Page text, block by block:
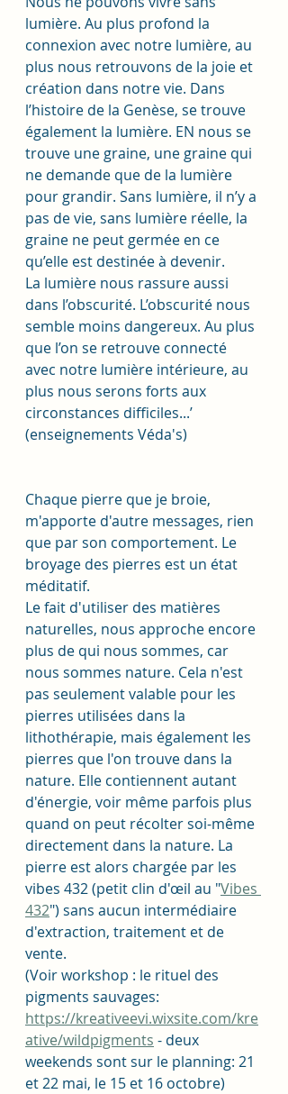
lumière. Au plus profond la
connexion avec notre lumière, au
plus nous retrouvons de la joie et
création dans notre vie. Dans
l’histoire de la Genèse, se trouve
également la lumière. EN nous se
trouve une graine, une graine qui
ne demande que de la lumière
pour grandir. Sans lumière, il n’y a
pas de vie, sans lumière réelle, la
graine ne peut germée en ce
qu’elle est destinée à devenir.
La lumière nous rassure aussi
dans l’obscurité. L’obscurité nous
semble moins dangereux. Au plus
que l’on se retrouve connecté
avec notre lumière intérieure, au
plus nous serons forts aux
circonstances difficiles...’
(enseignements Véda's)
Chaque pierre que je broie,
m'apporte d'autre messages, rien
que par son comportement. Le
broyage des pierres est un état
méditatif.
Le fait d'utiliser des matières
naturelles, nous approche encore
plus de qui nous sommes, car
nous sommes nature. Cela n'est
pas seulement valable pour les
pierres utilisées dans la
lithothérapie, mais également les
pierres que l'on trouve dans la
nature. Elle contiennent autant
d'énergie, voir même parfois plus
quand on peut récolter soi-même
directement dans la nature. La
pierre est alors chargée par les
vibes 432 (petit clin d'œil au "Vibes
432") sans aucun intermédiaire
d'extraction, traitement et de
vente.
(Voir workshop : le rituel des
pigments sauvages:
https://kreativeevi.wixsite.com/kre
ative/wildpigments - deux
weekends sont sur le planning: 21
et 22 mai, le 15 et 16 octobre)